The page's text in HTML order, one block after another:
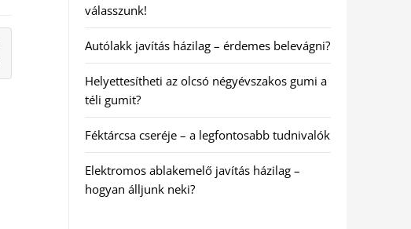
válasszunk!
Autólakk javítás házilag – érdemes belevágni?
Helyettesítheti az olcsó négyévszakos gumi a
téli gumit?
Féktárcsa cseréje – a legfontosabb tudnivalók
Elektromos ablakemelő javítás házilag –
hogyan álljunk neki?